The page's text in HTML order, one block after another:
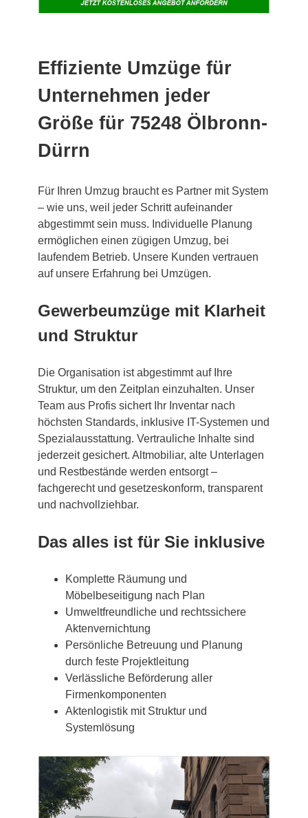
Effiziente Umzüge für
Unternehmen jeder
Größe für 75248 Ölbronn-
Dürrn
Für Ihren Umzug braucht es Partner mit System
– wie uns, weil jeder Schritt aufeinander
abgestimmt sein muss. Individuelle Planung
ermöglichen einen zügigen Umzug, bei
laufendem Betrieb. Unsere Kunden vertrauen
auf unsere Erfahrung bei Umzügen.
Gewerbeumzüge mit Klarheit
und Struktur
Die Organisation ist abgestimmt auf Ihre
Struktur, um den Zeitplan einzuhalten. Unser
Team aus Profis sichert Ihr Inventar nach
höchsten Standards, inklusive IT-Systemen und
Spezialausstattung. Vertrauliche Inhalte sind
jederzeit gesichert. Altmobiliar, alte Unterlagen
und Restbestände werden entsorgt –
fachgerecht und gesetzeskonform, transparent
und nachvollziehbar.
Das alles ist für Sie inklusive
Komplette Räumung und
Möbelbeseitigung nach Plan
Umweltfreundliche und rechtssichere
Aktenvernichtung
Persönliche Betreuung und Planung
durch feste Projektleitung
Verlässliche Beförderung aller
Firmenkomponenten
Aktenlogistik mit Struktur und
Systemlösung